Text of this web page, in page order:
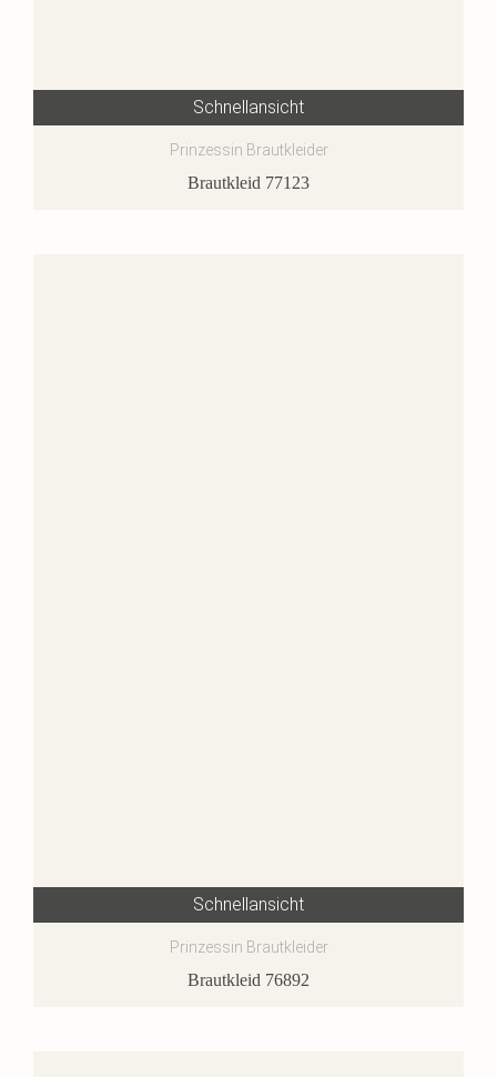
Schnellansicht
Prinzessin Brautkleider
Brautkleid 77123
Schnellansicht
Prinzessin Brautkleider
Brautkleid 76892